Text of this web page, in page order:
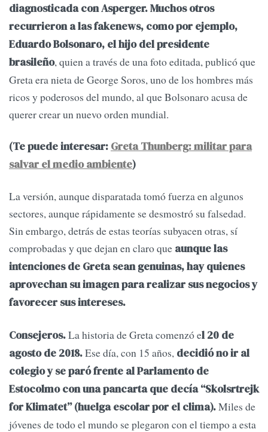
diagnosticada con Asperger. Muchos otros
recurrieron a las fakenews, como por ejemplo,
Eduardo Bolsonaro, el hijo del presidente
brasileño, quien a través de una foto editada, publicó que
Greta era nieta de George Soros, uno de los hombres más
ricos y poderosos del mundo, al que Bolsonaro acusa de
querer crear un nuevo orden mundial.
(Te puede interesar: Greta Thunberg: militar para
salvar el medio ambiente)
La versión, aunque disparatada tomó fuerza en algunos
sectores, aunque rápidamente se desmostró su falsedad.
Sin embargo, detrás de estas teorías subyacen otras, sí
comprobadas y que dejan en claro que aunque las
intenciones de Greta sean genuinas, hay quienes
aprovechan su imagen para realizar sus negocios y
favorecer sus intereses.
Consejeros.La historia de Greta comenzó el 20 de
agosto de 2018.Ese día, con 15 años, decidió no ir al
colegio y se paró frente al Parlamento de
Estocolmo con una pancarta que decía “Skolsrtrejk
for Klimatet” (huelga escolar por el clima).Miles de
jóvenes de todo el mundo se plegaron con el tiempo a esta